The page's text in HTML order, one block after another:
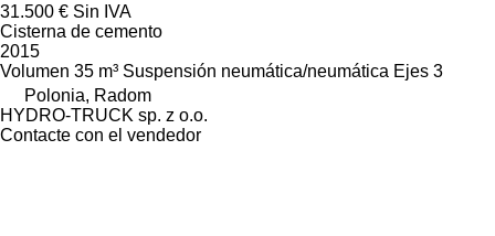
31.500 € Sin IVA
Cisterna de cemento
2015
Volumen 35 m³ Suspensión neumática/neumática Ejes 3
Polonia, Radom
HYDRO-TRUCK sp. z o.o.
Contacte con el vendedor